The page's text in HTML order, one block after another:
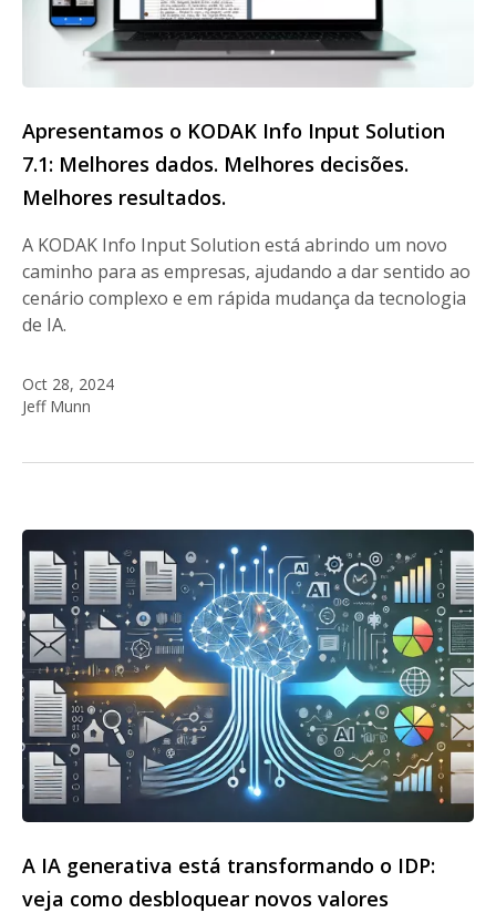
Apresentamos o KODAK Info Input Solution
7.1: Melhores dados. Melhores decisões.
Melhores resultados.
A KODAK Info Input Solution está abrindo um novo
caminho para as empresas, ajudando a dar sentido ao
cenário complexo e em rápida mudança da tecnologia
de IA.
Oct 28, 2024
Jeff Munn
A IA generativa está transformando o IDP:
veja como desbloquear novos valores